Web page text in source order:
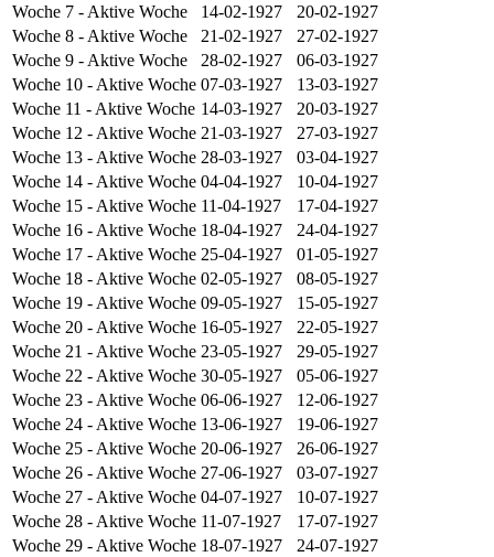
Woche 7 - Aktive Woche 14-02-1927
20-02-1927
Woche 8 - Aktive Woche 21-02-1927
27-02-1927
Woche 9 - Aktive Woche 28-02-1927
06-03-1927
Woche 10 - Aktive Woche 07-03-1927
13-03-1927
Woche 11 - Aktive Woche 14-03-1927
20-03-1927
Woche 12 - Aktive Woche 21-03-1927
27-03-1927
Woche 13 - Aktive Woche 28-03-1927
03-04-1927
Woche 14 - Aktive Woche 04-04-1927
10-04-1927
Woche 15 - Aktive Woche 11-04-1927
17-04-1927
Woche 16 - Aktive Woche 18-04-1927
24-04-1927
Woche 17 - Aktive Woche 25-04-1927
01-05-1927
Woche 18 - Aktive Woche 02-05-1927
08-05-1927
Woche 19 - Aktive Woche 09-05-1927
15-05-1927
Woche 20 - Aktive Woche 16-05-1927
22-05-1927
Woche 21 - Aktive Woche 23-05-1927
29-05-1927
Woche 22 - Aktive Woche 30-05-1927
05-06-1927
Woche 23 - Aktive Woche 06-06-1927
12-06-1927
Woche 24 - Aktive Woche 13-06-1927
19-06-1927
Woche 25 - Aktive Woche 20-06-1927
26-06-1927
Woche 26 - Aktive Woche 27-06-1927
03-07-1927
Woche 27 - Aktive Woche 04-07-1927
10-07-1927
Woche 28 - Aktive Woche 11-07-1927
17-07-1927
Woche 29 - Aktive Woche 18-07-1927
24-07-1927